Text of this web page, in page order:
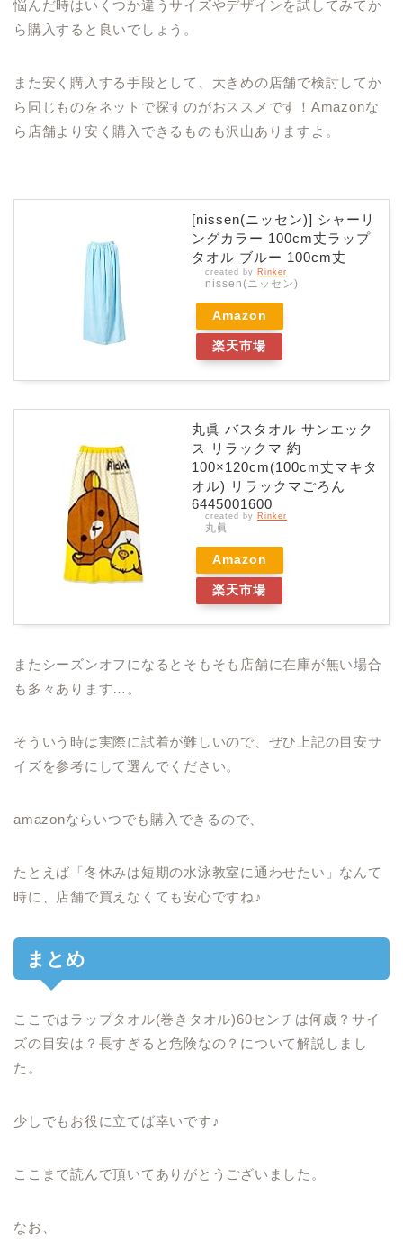
悩んだ時はいくつか違うサイズやデザインを試してみてか
ら購入すると良いでしょう。
また安く購入する手段として、大きめの店舗で検討してか
ら同じものをネットで探すのがおススメです！Amazonな
ら店舗より安く購入できるものも沢山ありますよ。
[nissen(ニッセン)] シャーリ
ングカラー 100cm丈ラップ
タオル ブルー 100cm丈
created by Rinker
nissen(ニッセン)
Amazon
楽天市場
丸眞 バスタオル サンエック
ス リラックマ 約
100×120cm(100cm丈マキタ
オル) リラックマごろん
6445001600
created by Rinker
丸眞
Amazon
楽天市場
またシーズンオフになるとそもそも店舗に在庫が無い場合
も多々あります…。
そういう時は実際に試着が難しいので、ぜひ上記の目安サ
イズを参考にして選んでください。
amazonならいつでも購入できるので、
たとえば「冬休みは短期の水泳教室に通わせたい」なんて
時に、店舗で買えなくても安心ですね♪
まとめ
ここではラップタオル(巻きタオル)60センチは何歳？サイ
ズの目安は？長すぎると危険なの？について解説しまし
た。
少しでもお役に立てば幸いです♪
ここまで読んで頂いてありがとうございました。
なお、